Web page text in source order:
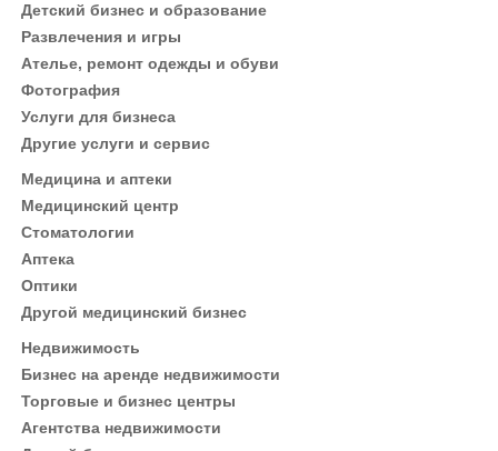
Детский бизнес и образование
Развлечения и игры
Ателье, ремонт одежды и обуви
Фотография
Услуги для бизнеса
Другие услуги и сервис
Медицина и аптеки
Медицинский центр
Стоматологии
Аптека
Оптики
Другой медицинский бизнес
Недвижимость
Бизнес на аренде недвижимости
Торговые и бизнес центры
Агентства недвижимости